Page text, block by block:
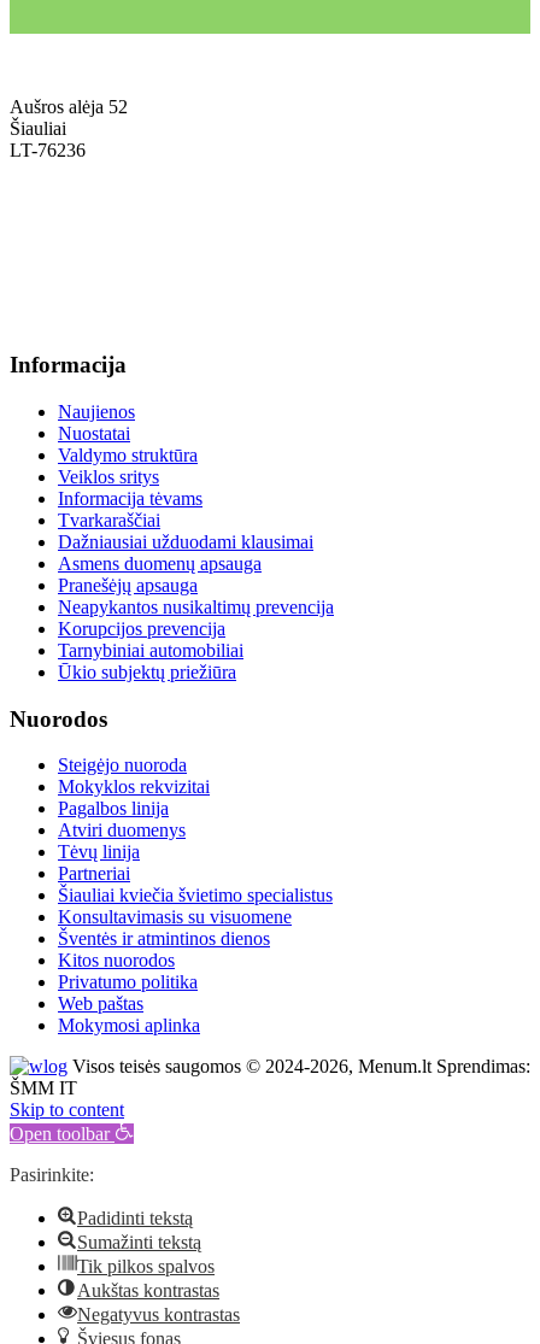
Aušros alėja 52
Šiauliai
LT-76236
Informacija
Naujienos
Nuostatai
Valdymo struktūra
Veiklos sritys
Informacija tėvams
Tvarkaraščiai
Dažniausiai užduodami klausimai
Asmens duomenų apsauga
Pranešėjų apsauga
Neapykantos nusikaltimų prevencija
Korupcijos prevencija
Tarnybiniai automobiliai
Ūkio subjektų priežiūra
Nuorodos
Steigėjo nuoroda
Mokyklos rekvizitai
Pagalbos linija
Atviri duomenys
Tėvų linija
Partneriai
Šiauliai kviečia švietimo specialistus
Konsultavimasis su visuomene
Šventės ir atmintinos dienos
Kitos nuorodos
Privatumo politika
Web paštas
Mokymosi aplinka
Visos teisės saugomos © 2024-2026, Menum.lt Sprendimas:
ŠMM IT
Skip to content
Open toolbar
Pasirinkite:
Padidinti tekstą
Sumažinti tekstą
Tik pilkos spalvos
Aukštas kontrastas
Negatyvus kontrastas
Šviesus fonas